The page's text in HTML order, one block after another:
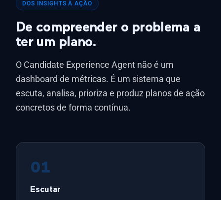
DOS INSIGHTS À AÇÃO
De compreender o problema a
ter um plano.
O Candidate Experience Agent não é um
dashboard de métricas. É um sistema que
escuta, analisa, prioriza e produz planos de ação
concretos de forma contínua.
01
Escutar